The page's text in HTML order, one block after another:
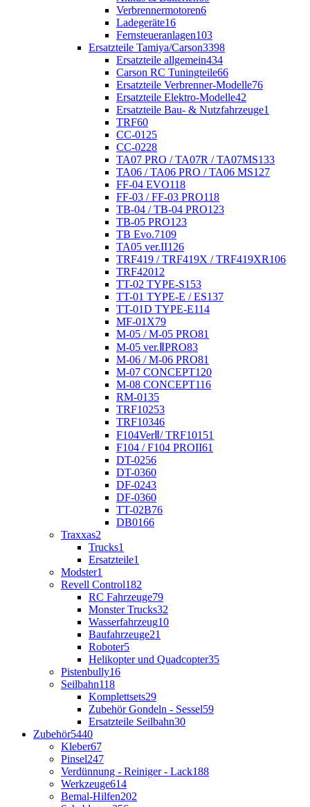
Verbrennermotoren6
Ladegeräte16
Fernsteueranlagen103
Ersatzteile Tamiya/Carson3398
Ersatzteile allgemein434
Carson RC Tuningteile66
Ersatzteile Verbrenner-Modelle76
Ersatzteile Elektro-Modelle42
Ersatzteile Bau- & Nutzfahrzeuge1
TRF60
CC-01 25
CC-0228
TA07 PRO / TA07R / TA07MS133
TA06 / TA06 PRO / TA06 MS127
FF-04 EVO118
FF-03 / FF-03 PRO118
TB-04 / TB-04 PRO123
TB-05 PRO123
TB Evo.7109
TA05 ver.II126
TRF419 / TRF419X / TRF419XR106
TRF42012
TT-02 TYPE-S153
TT-01 TYPE-E / ES137
TT-01D TYPE-E114
MF-01X79
M-05 / M-05 PRO81
M-05 ver.ⅡPRO83
M-06 / M-06 PRO81
M-07 CONCEPT120
M-08 CONCEPT116
RM-0135
TRF10253
TRF10346
F104VerⅡ/ TRF101 51
F104 / F104 PROII61
DT-0256
DT-0360
DF-0243
DF-0360
TT-02B76
DB0166
Traxxas2
Trucks1
Ersatzteile1
Modster1
Revell Control182
RC Fahrzeuge79
Monster Trucks32
Wasserfahrzeug10
Baufahrzeuge21
Roboter5
Helikopter und Quadcopter35
Pistenbully16
Seilbahn118
Komplettsets29
Zubehör Gondeln - Sessel59
Ersatzteile Seilbahn30
Zubehör5440
Kleber67
Pinsel247
Verdünnung - Reiniger - Lack188
Werkzeuge614
Bemal-Hilfen202